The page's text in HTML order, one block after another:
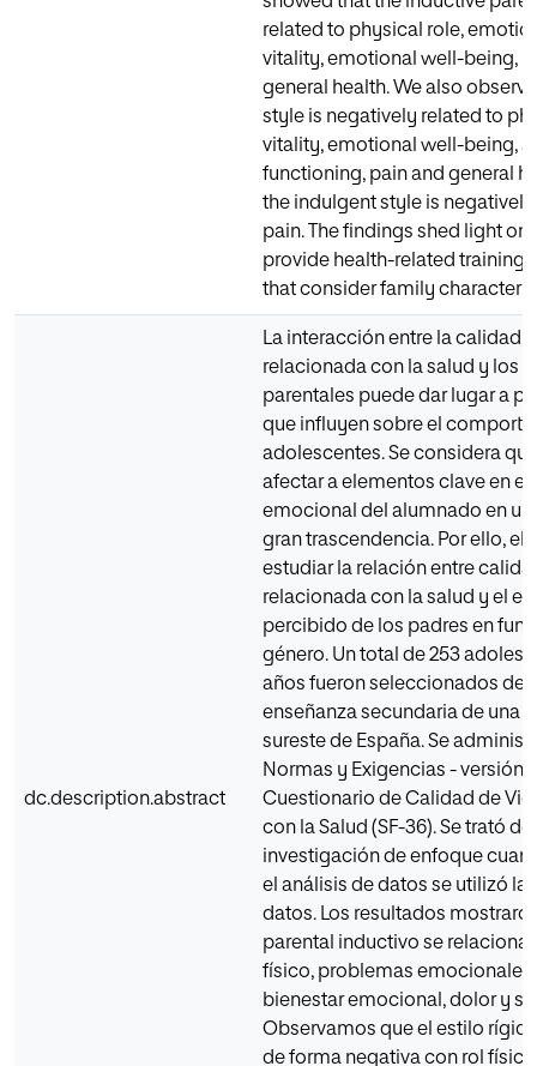
related to physical role,
vitality, emotional well-being,
general health. We also
style is negatively related to
vitality, emotional well-being,
functioning, pain and general
the indulgent style is
pain. The findings shed light on
provide health-related training
that consider family
dc.description.abstract
La interacción entre la calidad
relacionada con la salud y los
parentales puede dar lugar a
que influyen sobre el
adolescentes. Se considera
afectar a elementos clave en el
emocional del alumnado en
gran trascendencia. Por ello, el
estudiar la relación entre
relacionada con la salud y el
percibido de los padres en
género. Un total de 253
años fueron seleccionados de
enseñanza secundaria de una
sureste de España. Se
Normas y Exigencias - versión
Cuestionario de Calidad de
con la Salud (SF-36). Se trató de
investigación de enfoque
el análisis de datos se utilizó la
datos. Los resultados
parental inductivo se relaciona
físico, problemas
bienestar emocional, dolor y
Observamos que el estilo
de forma negativa con rol